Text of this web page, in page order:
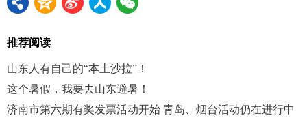
推荐阅读
山东人有自己的“本土沙拉”！
这个暑假，我要去山东避暑！
济南市第六期有奖发票活动开始 青岛、烟台活动仍在进行中